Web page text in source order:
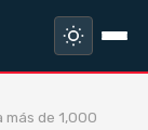
más de 1,000